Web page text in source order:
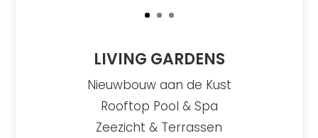
LIVING GARDENS
Nieuwbouw aan de Kust
Rooftop Pool & Spa
Zeezicht & Terrassen